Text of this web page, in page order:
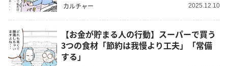
カルチャー 2025.12.10
【お金が貯まる人の行動】スーパーで買う
3つの食材「節約は我慢より工夫」「常備
する」